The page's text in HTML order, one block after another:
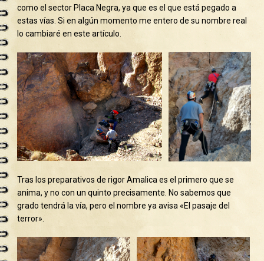
como el sector Placa Negra, ya que es el que está pegado a
estas vías. Si en algún momento me entero de su nombre real
lo cambiaré en este artículo.
Tras los preparativos de rigor Amalica es el primero que se
anima, y no con un quinto precisamente. No sabemos que
grado tendrá la vía, pero el nombre ya avisa «El pasaje del
terror».